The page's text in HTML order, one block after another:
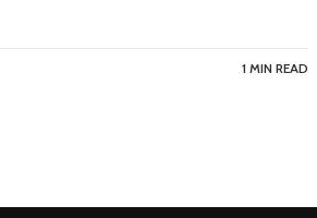
1 MIN READ